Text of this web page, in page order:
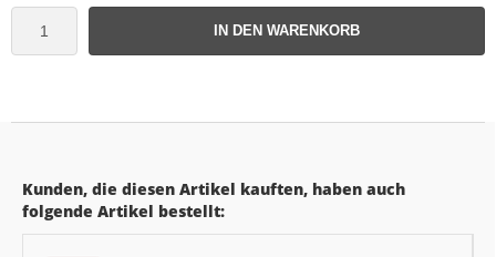
IN DEN WARENKORB
Kunden, die diesen Artikel kauften, haben auch
folgende Artikel bestellt: